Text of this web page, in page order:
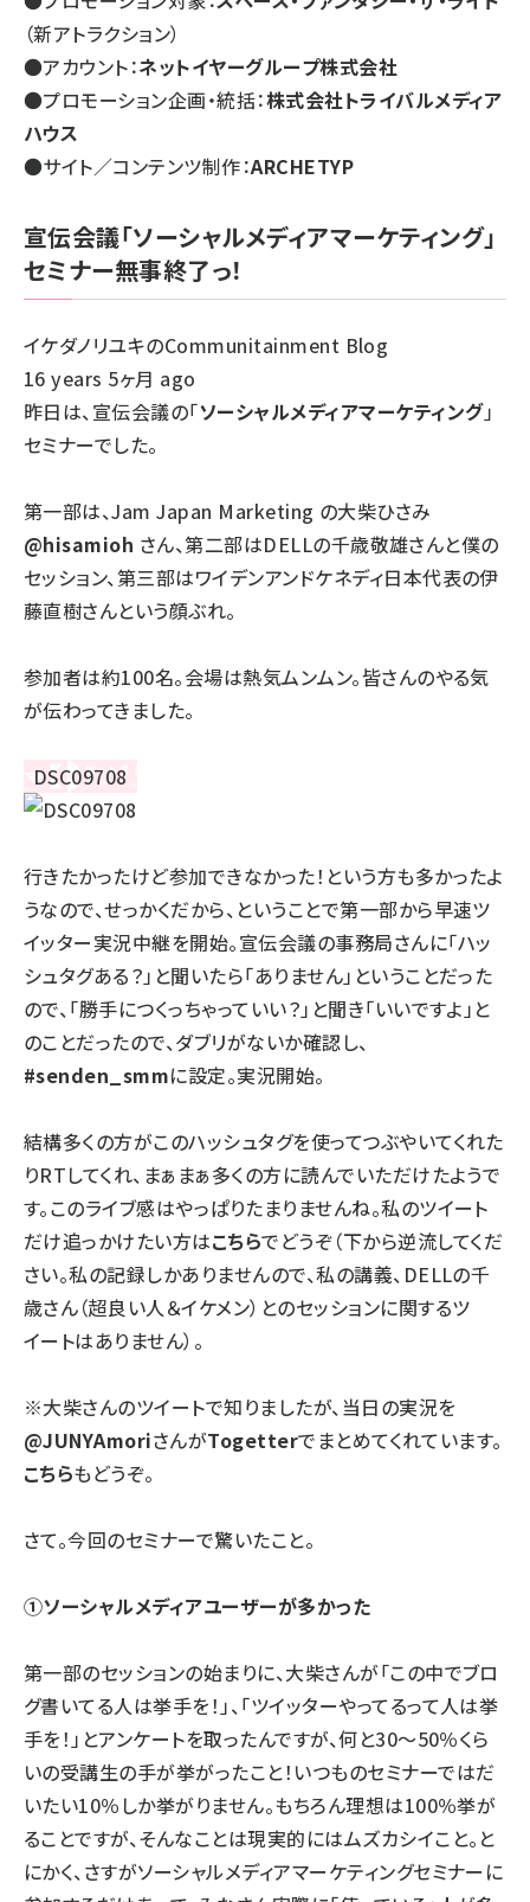
（新アトラクション）
●アカウント：ネットイヤーグループ株式会社
●プロモーション企画・統括：株式会社トライバルメディア
ハウス
●サイト／コンテンツ制作：ARCHETYP
宣伝会議「ソーシャルメディアマーケティング」
セミナー無事終了っ！
イケダノリユキのCommunitainment Blog
16 years 5ヶ月 ago
昨日は、宣伝会議の「ソーシャルメディアマーケティング」
セミナーでした。
第一部は、Jam Japan Marketing の大柴ひさみ
@hisamioh さん、第二部はDELLの千歳敬雄さんと僕の
セッション、第三部はワイデンアンドケネディ日本代表の伊
藤直樹さんという顔ぶれ。
参加者は約100名。会場は熱気ムンムン。皆さんのやる気
が伝わってきました。
行きたかったけど参加できなかった！という方も多かったよ
うなので、せっかくだから、ということで第一部から早速ツ
イッター実況中継を開始。宣伝会議の事務局さんに「ハッ
シュタグある？」と聞いたら「ありません」ということだった
ので、「勝手につくっちゃっていい？」と聞き「いいですよ」と
のことだったので、ダブリがないか確認し、
#senden_smmに設定。実況開始。
結構多くの方がこのハッシュタグを使ってつぶやいてくれた
りRTしてくれ、まぁまぁ多くの方に読んでいただけたようで
す。このライブ感はやっぱりたまりませんね。私のツイート
だけ追っかけたい方はこちらでどうぞ（下から逆流してくだ
さい。私の記録しかありませんので、私の講義、DELLの千
歳さん（超良い人＆イケメン）とのセッションに関するツ
イートはありません）。
※大柴さんのツイートで知りましたが、当日の実況を
@JUNYAmoriさんがTogetterでまとめてくれています。
こちらもどうぞ。
さて。今回のセミナーで驚いたこと。
①ソーシャルメディアユーザーが多かった
第一部のセッションの始まりに、大柴さんが「この中でブロ
グ書いてる人は挙手を！」、「ツイッターやってるって人は挙
手を！」とアンケートを取ったんですが、何と30～50％くら
いの受講生の手が挙がったこと！いつものセミナーではだ
いたい10％しか挙がりません。もちろん理想は100％挙が
ることですが、そんなことは現実的にはムズカシイこと。と
にかく、さすがソーシャルメディアマーケティングセミナーに